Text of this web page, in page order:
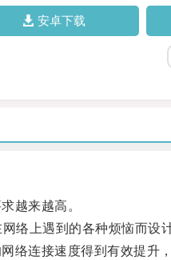
安卓下载
越来越高。
上遇到的各种烦恼而设计
连接速度得到有效提升，